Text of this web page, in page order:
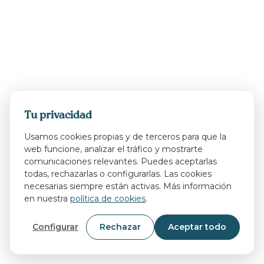
Tu privacidad
Usamos cookies propias y de terceros para que la
web funcione, analizar el tráfico y mostrarte
comunicaciones relevantes. Puedes aceptarlas
todas, rechazarlas o configurarlas. Las cookies
necesarias siempre están activas. Más información
en nuestra política de cookies.
Configurar Rechazar Aceptar todo